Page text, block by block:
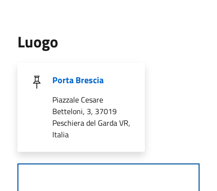
Luogo
Porta Brescia
Piazzale Cesare
Betteloni, 3, 37019
Peschiera del Garda VR,
Italia